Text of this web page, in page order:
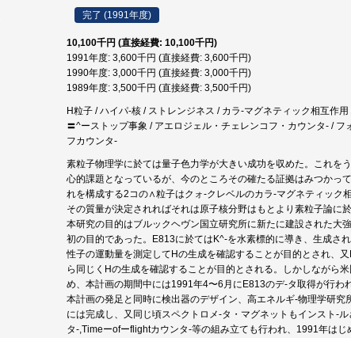
完了 (1991年度)
10,100千円 (直接経費: 10,100千円)
1991年度: 3,600千円 (直接経費: 3,600千円)
1990年度: 3,000千円 (直接経費: 3,000千円)
1989年度: 3,500千円 (直接経費: 3,500千円)
H粒子 / ハイパ-核 / ストレンジネス / カラ-マグネティック相互作
〓^ーストップ事象 / アエロジェル・チェレンコフ・カウンタ- /
フカウンタ-
素粒子物理学に於ては量子色力学が大きい成功を収めた。これを
心的課題となっているが、今のところその確たる証拠はみつかっ
れを構成する2コの∧粒子はクォ-クレベルのカラ-マグネティック
その質量が決定されればそれは原子核分野はもとより素粒子論に
本研究の目的はブルックヘヴン国立研究所に新たに建設された
初の目的であった。E813に於てはK^-を水素標的に導き、生成
性子の運動量を測定してHの生成を確認することが目的とされ
ら同じくHの生成を確認することが目的とされる。しかしながら
め、本計画の期間中には1991年4〜6月にE813のデ-タ取得が行わ
本計画の発足と同時に検出器のデザイン、高エネルギ-物理学研
には完成し、又同じ頃スペクトロメ-タ・マグネットもインスト-
タ-,Timeーofーflightカウンタ-等の組み立ても行われ、1991年は